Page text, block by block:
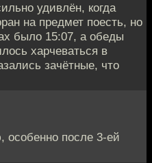
удивлён, когда
на предмет поесть, но
было 15:07, а обеды
харчеваться в
зачётные, что
особенно после 3-ей